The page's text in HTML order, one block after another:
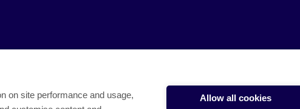
on site performance and usage,
Allow all cookies